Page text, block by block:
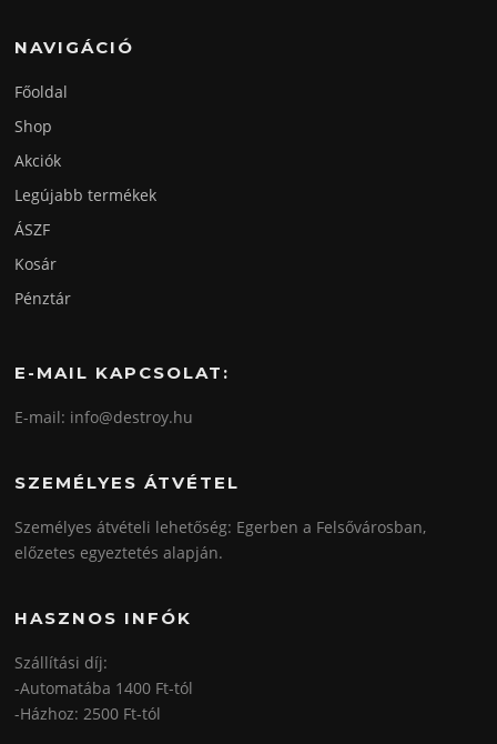
NAVIGÁCIÓ
Főoldal
Shop
Akciók
Legújabb termékek
ÁSZF
Kosár
Pénztár
E-MAIL KAPCSOLAT:
E-mail: info@destroy.hu
SZEMÉLYES ÁTVÉTEL
Személyes átvételi lehetőség: Egerben a Felsővárosban,
előzetes egyeztetés alapján.
HASZNOS INFÓK
Szállítási díj:
-Automatába 1400 Ft-tól
-Házhoz: 2500 Ft-tól